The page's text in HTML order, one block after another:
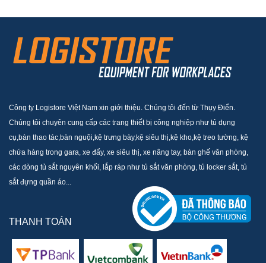
Công ty Logistore Việt Nam xin giới thiệu. Chúng tôi đến từ Thụy Điển.
Chúng tôi chuyên cung cấp các trang thiết bị công nghiệp như tủ dụng
cụ,bàn thao tác,bàn nguội,kệ trưng bày,kệ siêu thị,kệ kho,kệ treo tường, kệ
chứa hàng trong gara, xe đẩy, xe siêu thị, xe nâng tay, bàn ghế văn phòng,
các dòng tủ sắt nguyên khối, lắp ráp như tủ sắt văn phòng, tủ locker sắt, tủ
sắt đựng quần áo...
THANH TOÁN